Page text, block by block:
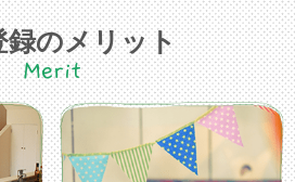
録のメリット
Merit